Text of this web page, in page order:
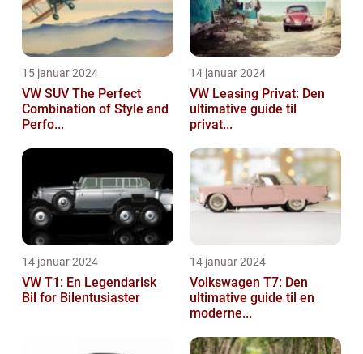
15 januar 2024
VW SUV The Perfect
Combination of Style and
Perfo...
14 januar 2024
VW Leasing Privat: Den
ultimative guide til
privat...
14 januar 2024
VW T1: En Legendarisk
Bil for Bilentusiaster
14 januar 2024
Volkswagen T7: Den
ultimative guide til en
moderne...